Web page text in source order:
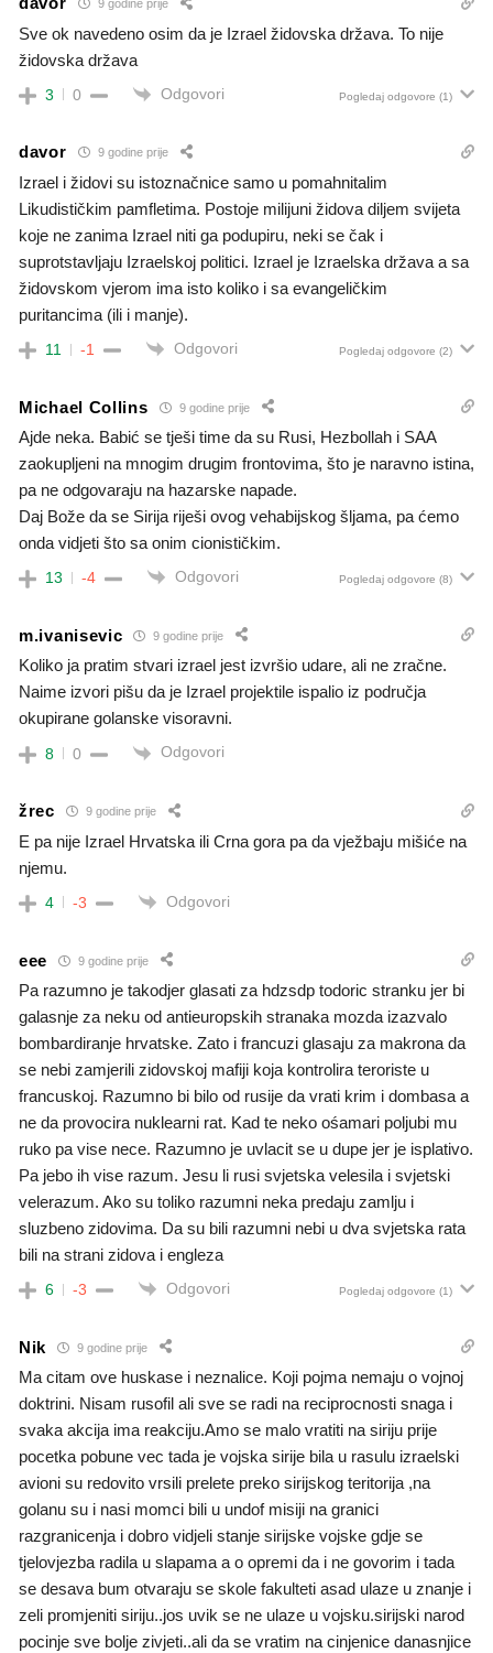
9 godine prije
Sve ok navedeno osim da je Izrael židovska država. To nije
židovska država
3 0 Odgovori Pogledaj odgovore (1)
davor 9 godine prije
Izrael i židovi su istoznačnice samo u pomahnitalim
Likudističkim pamfletima. Postoje milijuni židova diljem svijeta
koje ne zanima Izrael niti ga podupiru, neki se čak i
suprotstavljaju Izraelskoj politici. Izrael je Izraelska država a sa
židovskom vjerom ima isto koliko i sa evangeličkim
puritancima (ili i manje).
11 -1 Odgovori Pogledaj odgovore (2)
Michael Collins 9 godine prije
Ajde neka. Babić se tješi time da su Rusi, Hezbollah i SAA
zaokupljeni na mnogim drugim frontovima, što je naravno istina,
pa ne odgovaraju na hazarske napade.
Daj Bože da se Sirija riješi ovog vehabijskog šljama, pa ćemo
onda vidjeti što sa onim cionističkim.
13 -4 Odgovori Pogledaj odgovore (8)
m.ivanisevic 9 godine prije
Koliko ja pratim stvari izrael jest izvršio udare, ali ne zračne.
Naime izvori pišu da je Izrael projektile ispalio iz područja
okupirane golanske visoravni.
8 0 Odgovori
žrec 9 godine prije
E pa nije Izrael Hrvatska ili Crna gora pa da vježbaju mišiće na
njemu.
4 -3 Odgovori
eee 9 godine prije
Pa razumno je takodjer glasati za hdzsdp todoric stranku jer bi
galasnje za neku od antieuropskih stranaka mozda izazvalo
bombardiranje hrvatske. Zato i francuzi glasaju za makrona da
se nebi zamjerili zidovskoj mafiji koja kontrolira teroriste u
francuskoj. Razumno bi bilo od rusije da vrati krim i dombasa a
ne da provocira nuklearni rat. Kad te neko ośamari poljubi mu
ruko pa vise nece. Razumno je uvlacit se u dupe jer je isplativo.
Pa jebo ih vise razum. Jesu li rusi svjetska velesila i svjetski
velerazum. Ako su toliko razumni neka predaju zamlju i
sluzbeno zidovima. Da su bili razumni nebi u dva svjetska rata
bili na strani zidova i engleza
6 -3 Odgovori Pogledaj odgovore (1)
Nik 9 godine prije
Ma citam ove huskase i neznalice. Koji pojma nemaju o vojnoj
doktrini. Nisam rusofil ali sve se radi na reciprocnosti snaga i
svaka akcija ima reakciju.Amo se malo vratiti na siriju prije
pocetka pobune vec tada je vojska sirije bila u rasulu izraelski
avioni su redovito vrsili prelete preko sirijskog teritorija ,na
golanu su i nasi momci bili u undof misiji na granici
razgranicenja i dobro vidjeli stanje sirijske vojske gdje se
tjelovjezba radila u slapama a o opremi da i ne govorim i tada
se desava bum otvaraju se skole fakulteti asad ulaze u znanje i
zeli promjeniti siriju..jos uvik se ne ulaze u vojsku.sirijski narod
pocinje sve bolje zivjeti..ali da se vratim na cinjenice danasnjice